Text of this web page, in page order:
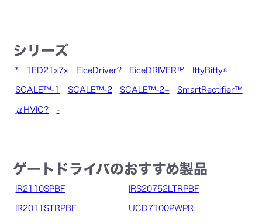
シリーズ
* 1ED21x7x EiceDriver? EiceDRIVER™ IttyBitty®
SCALE™-1 SCALE™-2 SCALE™-2+ SmartRectifier™
μHVIC? -
ゲートドライバのおすすめ製品
IR2110SPBF IRS20752LTRPBF
IR2011STRPBF UCD7100PWPR